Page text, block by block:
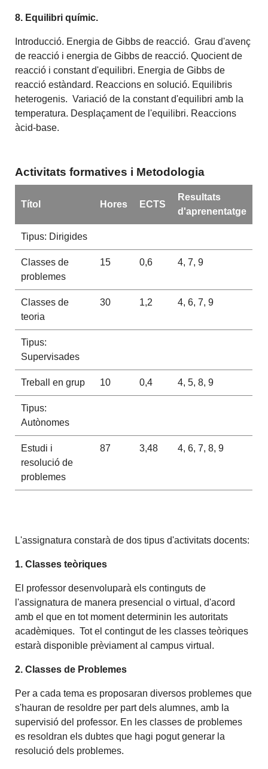
8. Equilibri químic.
Introducció. Energia de Gibbs de reacció. Grau d'avenç
de reacció i energia de Gibbs de reacció. Quocient de
reacció i constant d'equilibri. Energia de Gibbs de
reacció estàndard. Reaccions en solució. Equilibris
heterogenis. Variació de la constant d'equilibri amb la
temperatura. Desplaçament de l'equilibri. Reaccions
àcid-base.
Activitats formatives i Metodologia
Títol Hores ECTS
Resultats
d'aprenentatge
Tipus: Dirigides
Classes de
problemes
15 0,6 4, 7, 9
Classes de
teoria
30 1,2 4, 6, 7, 9
Tipus:
Supervisades
Treball en grup 10 0,4 4, 5, 8, 9
Tipus:
Autònomes
Estudi i
resolució de
problemes
87 3,48 4, 6, 7, 8, 9
L'assignatura constarà de dos tipus d'activitats docents:
1. Classes teòriques
El professor desenvoluparà els continguts de
l'assignatura de manera presencial o virtual, d'acord
amb el que en tot moment determinin les autoritats
acadèmiques. Tot el contingut de les classes teòriques
estarà disponible prèviament al campus virtual.
2. Classes de Problemes
Per a cada tema es proposaran diversos problemes que
s'hauran de resoldre per part dels alumnes, amb la
supervisió del professor. En les classes de problemes
es resoldran els dubtes que hagi pogut generar la
resolució dels problemes.